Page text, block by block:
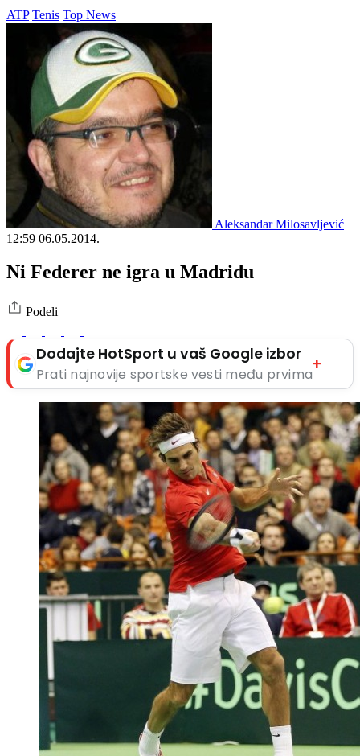
ATP Tenis Top News
Aleksandar Milosavljević
12:59 06.05.2014.
Ni Federer ne igra u Madridu
Podeli
Dodajte HotSport u vaš Google izbor
Prati najnovije sportske vesti među prvima
+